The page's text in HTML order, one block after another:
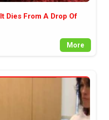
Dies From A Drop Of
More